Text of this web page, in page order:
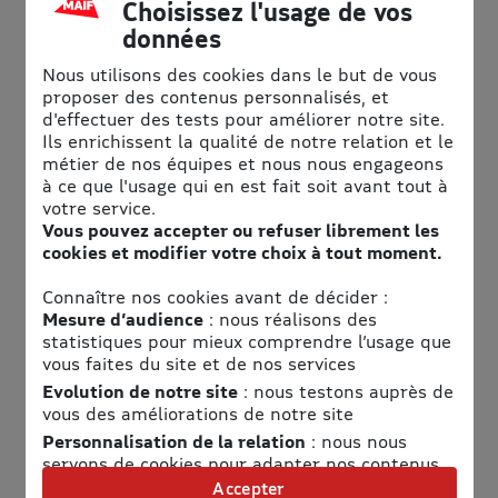
remarquables par le biais de séjours actifs soucieux de la
biodiversité et des populations locales.
Leurs objectifs :
Limitation de leur impact sur l'environnement
Création de valeur durable et partagée
Développement de l'humain
Des voyages pour tous les profils
Marcheur occasionnel, passionné de nature, famille
curieuse ou trekkeur aguerri : chacun trouve le rythme qui
Nos 4 façons de voyager
En petit groupe
Partez avec un guide local passionné et vivez une aventure
conviviale en groupe de 4 à 15 personnes. L’occasion de
belles rencontres et de partager des moments forts.
En famille
Des séjours adaptés dès 4 ans, pensés pour allier
exploration, détente et activités ludiques. Pour créer
Choisissez l'usage de vos
données
Nous utilisons des cookies dans le but de vous
proposer des contenus personnalisés, et
d'effectuer des tests pour améliorer notre site.
Ils enrichissent la qualité de notre relation et le
métier de nos équipes et nous nous engageons
à ce que l'usage qui en est fait soit avant tout à
votre service.
Vous pouvez accepter ou refuser librement les
cookies et modifier votre choix à tout moment.
Connaître nos cookies avant de décider :
Mesure d’audience: nous réalisons des
statistiques pour mieux comprendre l’usage que
vous faites du site et de nos services
Evolution de notre site: nous testons auprès de
vous des améliorations de notre site
Personnalisation de la relation : nous nous
servons de cookies pour adapter nos contenus
et personnaliser nos offres
Accepter